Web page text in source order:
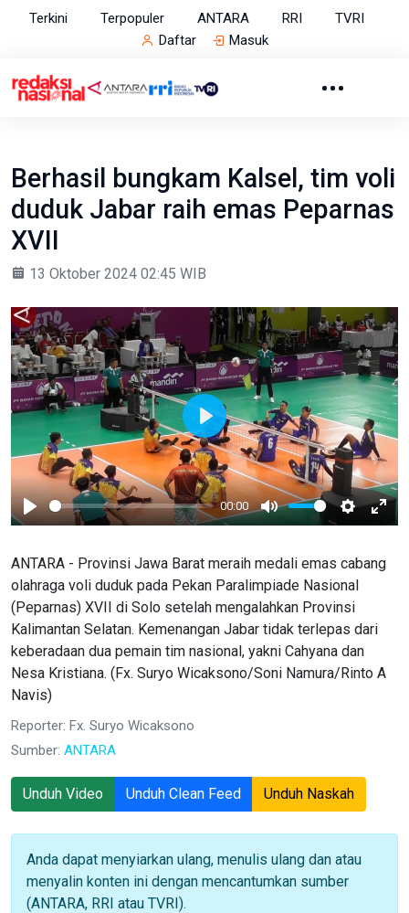
Terkini Terpopuler ANTARA RRI
TVRI
Daftar
Masuk
Berhasil bungkam Kalsel, tim voli
duduk Jabar raih emas Peparnas
XVII
13 Oktober 2024 02:45 WIB
Play
00:00
Mute Settings
Play
ANTARA - Provinsi Jawa Barat meraih medali emas cabang
olahraga voli duduk pada Pekan Paralimpiade Nasional
(Peparnas) XVII di Solo setelah mengalahkan Provinsi
Kalimantan Selatan. Kemenangan Jabar tidak terlepas dari
keberadaan dua pemain tim nasional, yakni Cahyana dan
Nesa Kristiana. (Fx. Suryo Wicaksono/Soni Namura/Rinto A
Navis)
Reporter: Fx. Suryo Wicaksono
Sumber: ANTARA
Unduh Video Unduh Clean Feed Unduh Naskah
Anda dapat menyiarkan ulang, menulis ulang dan atau
menyalin konten ini dengan mencantumkan sumber
(ANTARA, RRI atau TVRI).